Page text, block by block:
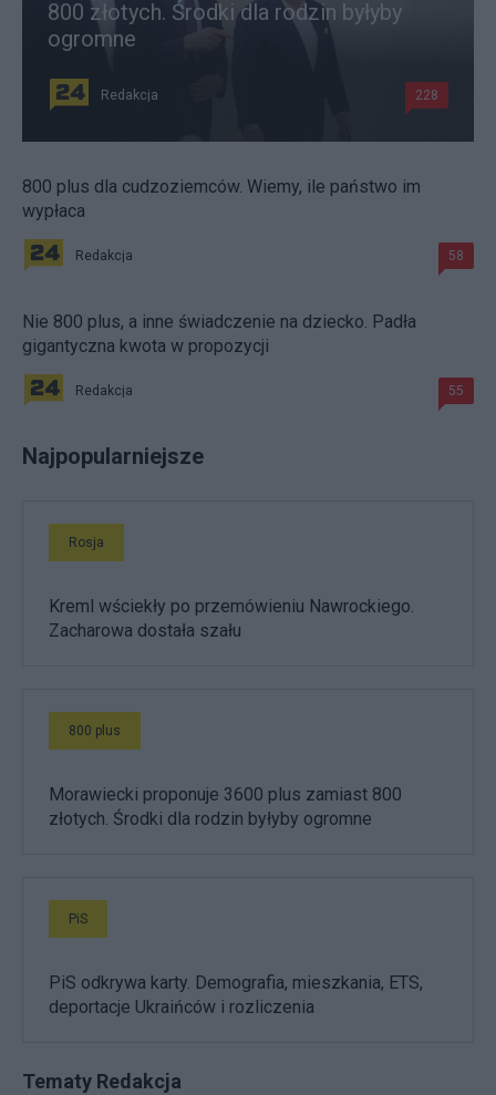
800 złotych. Środki dla rodzin byłyby
ogromne
Redakcja 228
800 plus dla cudzoziemców. Wiemy, ile państwo im
wypłaca
Redakcja 58
Nie 800 plus, a inne świadczenie na dziecko. Padła
gigantyczna kwota w propozycji
Redakcja 55
Najpopularniejsze
Rosja
Kreml wściekły po przemówieniu Nawrockiego.
Zacharowa dostała szału
800 plus
Morawiecki proponuje 3600 plus zamiast 800
złotych. Środki dla rodzin byłyby ogromne
PiS
PiS odkrywa karty. Demografia, mieszkania, ETS,
deportacje Ukraińców i rozliczenia
Tematy Redakcja